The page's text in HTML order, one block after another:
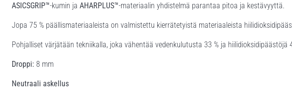
ASICSGRIP™-kumin ja AHARPLUS™-materiaalin yhdistelmä parantaa pitoa ja kestävyyttä.
Jopa 75 % päällismateriaaleista on valmistettu kierrätetyistä materiaaleista
Pohjalliset värjätään tekniikalla, joka vähentää vedenkulutusta 33 % ja hiilidioksidipäästöjä
Droppi: 8 mm
Neutraali askellus